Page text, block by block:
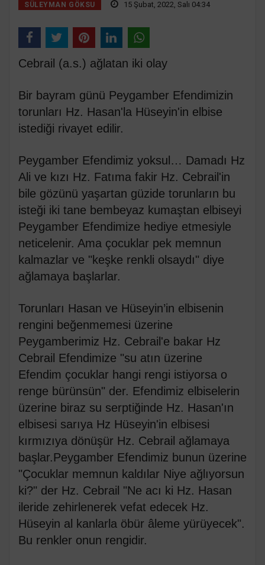
SÜLEYMAN GÖKSU 15 Şubat, 2022, Salı 04:34
Cebrail (a.s.) ağlatan iki olay
Bir bayram günü Peygamber Efendimizin
torunları Hz. Hasan'la Hüseyin'in elbise
istediği rivayet edilir.
Peygamber Efendimiz yoksul… Damadı Hz
Ali ve kızı Hz. Fatıma fakir Hz. Cebrail'in
bile gözünü yaşartan güzide torunların bu
isteği iki tane bembeyaz kumaştan elbiseyi
Peygamber Efendimize hediye etmesiyle
neticelenir. Ama çocuklar pek memnun
kalmazlar ve "keşke renkli olsaydı" diye
ağlamaya başlarlar.
Torunları Hasan ve Hüseyin’in elbisenin
rengini beğenmemesi üzerine
Peygamberimiz Hz. Cebrail'e bakar Hz
Cebrail Efendimize "su atın üzerine
Efendim çocuklar hangi rengi istiyorsa o
renge bürünsün" der. Efendimiz elbiselerin
üzerine biraz su serptiğinde Hz. Hasan'ın
elbisesi sarıya Hz Hüseyin'in elbisesi
kırmızıya dönüşür Hz. Cebrail ağlamaya
başlar.Peygamber Efendimiz bunun üzerine
"Çocuklar memnun kaldılar Niye ağlıyorsun
ki?" der Hz. Cebrail "Ne acı ki Hz. Hasan
ileride zehirlenerek vefat edecek Hz.
Hüseyin al kanlarla öbür âleme yürüyecek".
Bu renkler onun rengidir.